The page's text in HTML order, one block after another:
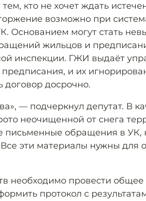
кто не хочет ждать
возможно при
Основанием могут стать
жильцов и
инспекции. ГЖИ выдаёт
и их
досрочно.
— подчеркнул депутат. В
неочищенной от снега
письменные обращения в УК,
эти материалы нужны для
необходимо провести
протокол с